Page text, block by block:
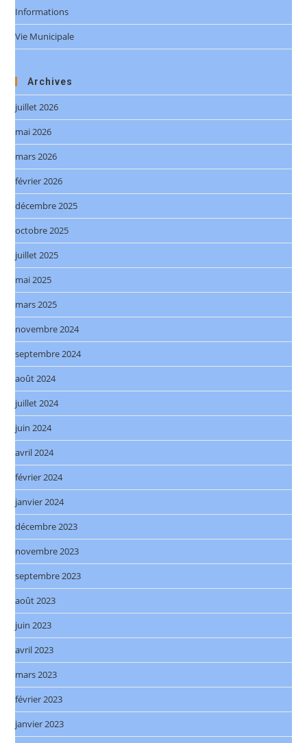
Informations
Vie Municipale
Archives
juillet 2026
mai 2026
mars 2026
février 2026
décembre 2025
octobre 2025
juillet 2025
mai 2025
mars 2025
novembre 2024
septembre 2024
août 2024
juillet 2024
juin 2024
avril 2024
février 2024
janvier 2024
décembre 2023
novembre 2023
septembre 2023
août 2023
juin 2023
avril 2023
mars 2023
février 2023
janvier 2023